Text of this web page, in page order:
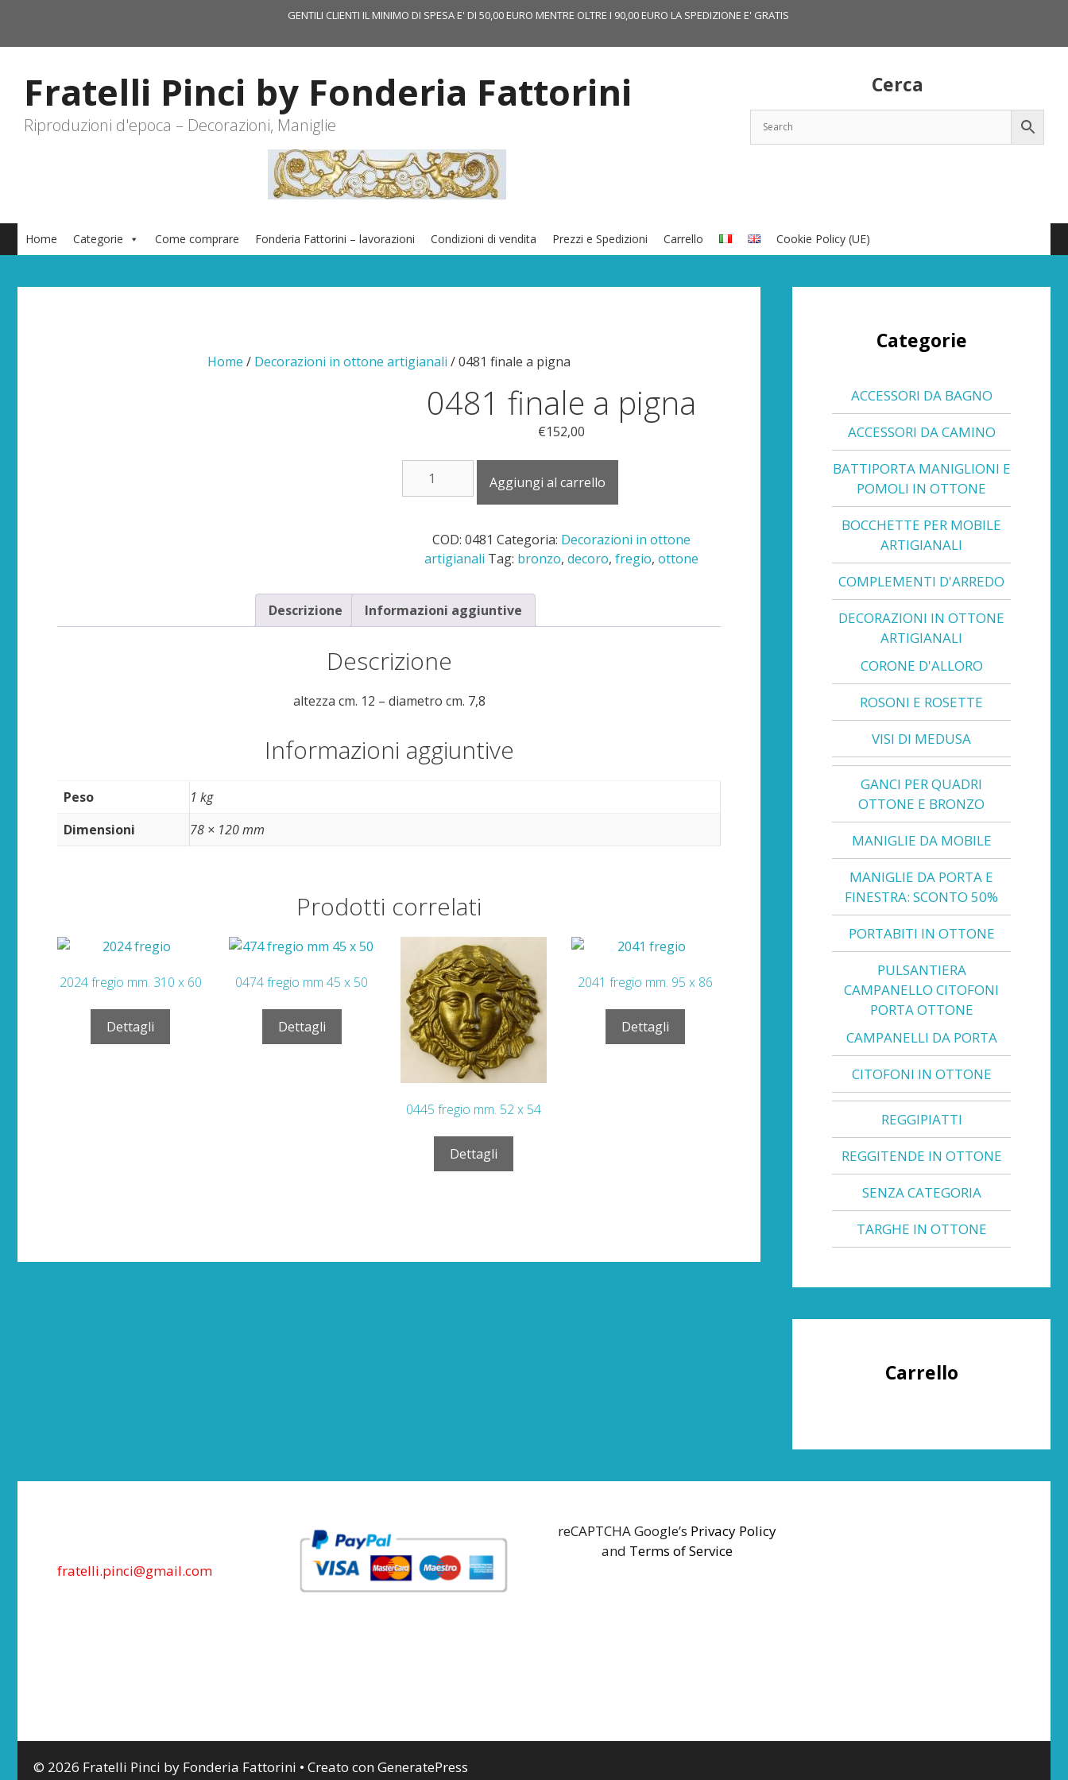
contenuto
GENTILI CLIENTI IL MINIMO DI SPESA E' DI 50,00 EURO MENTRE OLTRE I 90,00 EURO LA SPEDIZIONE E' GRATIS
Cerca
Fratelli Pinci by Fonderia Fattorini
Riproduzioni d'epoca – Decorazioni, Maniglie
Home Categorie Come comprare Fonderia Fattorini – lavorazioni Condizioni di vendita Prezzi e Spedizioni Carrello Cookie Policy (UE)
Home / Decorazioni in ottone artigianali / 0481 finale a pigna
0481 finale a pigna
€152,00
finale
quantità
Aggiungi al carrello
COD:0481 Categoria: Decorazioni in ottone
artigianali Tag: bronzo,decoro,fregio,ottone
Descrizione Informazioni aggiuntive
Descrizione
altezza cm. 12 – diametro cm. 7,8
Informazioni aggiuntive
Peso
1 kg
Dimensioni
78 × 120 mm
Prodotti correlati
2024 fregio mm. 310 x 60
Dettagli
0474 fregio mm 45 x 50
Dettagli
0445 fregio mm. 52 x 54
Dettagli
2041 fregio mm. 95 x 86
Dettagli
Categorie
ACCESSORI DA BAGNO
ACCESSORI DA CAMINO
BATTIPORTA MANIGLIONI E
POMOLI IN OTTONE
BOCCHETTE PER MOBILE
ARTIGIANALI
COMPLEMENTI D'ARREDO
DECORAZIONI IN OTTONE
ARTIGIANALI
CORONE D'ALLORO
ROSONI E ROSETTE
VISI DI MEDUSA
GANCI PER QUADRI
OTTONE E BRONZO
MANIGLIE DA MOBILE
MANIGLIE DA PORTA E
FINESTRA: SCONTO 50%
PORTABITI IN OTTONE
PULSANTIERA
CAMPANELLO CITOFONI
PORTA OTTONE
CAMPANELLI DA PORTA
CITOFONI IN OTTONE
REGGIPIATTI
REGGITENDE IN OTTONE
SENZA CATEGORIA
TARGHE IN OTTONE
Carrello
fratelli.pinci@gmail.com
reCAPTCHA Google’s Privacy Policy
and Terms of Service
© 2026 Fratelli Pinci by Fonderia Fattorini • Creato conGeneratePress